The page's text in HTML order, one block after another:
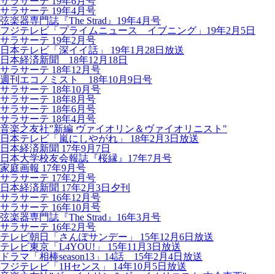
サラサーテ 19年4月号
弦楽器専門誌『The Strad』19年4月号
フジテレビ「プライムニュース イブニング」19年2月5日
サラサーテ 19年2月号
日本テレビ「深イイ話」 19年1月28日放送
日本経済新聞 18年12月18日
サラサーテ 18年12月号
週刊エコノミスト 18年10月9日号
サラサーテ 18年10月号
サラサーテ 18年8月号
サラサーテ 18年6月号
サラサーテ 18年4月号
音楽之友社”新編 ヴァイオリン＆ヴァイオリニスト"
日本テレビ「嵐にしやがれ」 18年2月3日放送
日本経済新聞 17年9月7日
日本大学校友会報誌『桜縁』17年7月号
家庭画報 17年9月号
サラサーテ 17年2月号
日本経済新聞 17年2月3日夕刊
サラサーテ 16年12月号
サラサーテ 16年10月号
弦楽器専門誌『The Strad』16年3月号
サラサーテ 16年2月号
テレビ朝日「さんぽサンデー」 15年12月6日放送
テレビ東京「L4YOU!」 15年11月3日放送
ドラマ「相棒season13」14話 15年2月4日放送
フジテレビ「1Hセンス」 14年10月5日放送